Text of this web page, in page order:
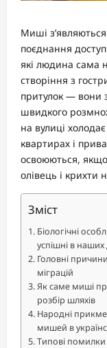
Миші
поєднання
які людина сама
створіння з
притулок — вони
швидкого
на вулиці
квартирах і
освоюються,
олівець і крихти
Зміст
Біологічні
успішні в
Головні
міграцій
Як саме миші
розбір шляхів
Народні
мишей в
Типові